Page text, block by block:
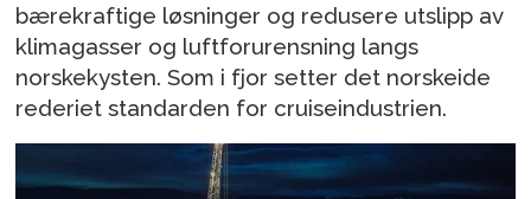
bærekraftige løsninger og redusere utslipp av
klimagasser og luftforurensning langs
norskekysten. Som i fjor setter det norskeide
rederiet standarden for cruiseindustrien.